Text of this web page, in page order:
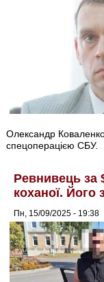
Олександр
спецоперацією СБУ.
Ревнивець за
коханої. Його
Пн, 15/09/2025 - 19:38